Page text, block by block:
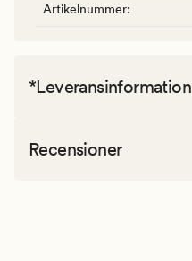
Artikelnummer:
*Leveransinformation
Recensioner